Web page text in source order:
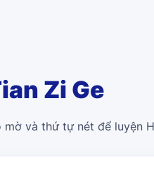
Zi Ge
mờ và thứ tự nét để luyện